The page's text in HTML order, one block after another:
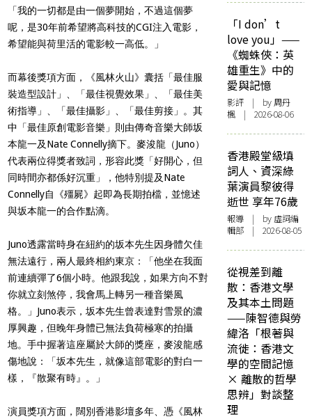
「我的一切都是由一個夢開始，不過這個夢
呢，是30年前希望將高科技的CGI注入電影，
希望能與荷里活的電影較一高低。」
而幕後獎項方面，《風林火山》囊括「最佳服
裝造型設計」、「最佳視覺效果」、「最佳美
術指導」、「最佳攝影」、「最佳剪接」。其
中「最佳原創電影音樂」則由傳奇音樂大師坂
本龍一及Nate Connelly摘下。麥浚龍（Juno）
代表兩位得獎者致詞，形容此獎「好開心，但
同時間亦都係好沉重」，他特別提及Nate
Connelly自《殭屍》起即為長期拍檔，並憶述
與坂本龍一的合作點滴。
Juno透露當時身在紐約的坂本先生因身體欠佳
無法遠行，兩人最終相約東京：「他坐在我面
前連續彈了6個小時。他跟我說，如果方向不對
你就立刻煞停，我會馬上轉另一種音樂風
格。」Juno表示，坂本先生曾表達對雪景的濃
厚興趣，但晚年身體已無法負荷極寒的拍攝
地。手中握著這座屬於大師的獎座，麥浚龍感
傷地說：「坂本先生，就像這部電影的對白一
樣，『散聚有時』。」
演員獎項方面，闊別香港影壇多年、憑《風林
「I don’t
love you」——
《蜘蛛俠：英
雄重生》中的
愛與記憶
影評 | by周丹
楓 | 2026-08-06
香港殿堂級填
詞人、資深綠
葉演員黎彼得
逝世 享年76歲
報導 | by 虛詞編
輯部 | 2026-08-05
從視差到離
散：香港文學
及其本土問題
——陳智德與勞
緯洛「根著與
流徙：香港文
學的空間記憶
× 離散的哲學
思辨」對談整
理